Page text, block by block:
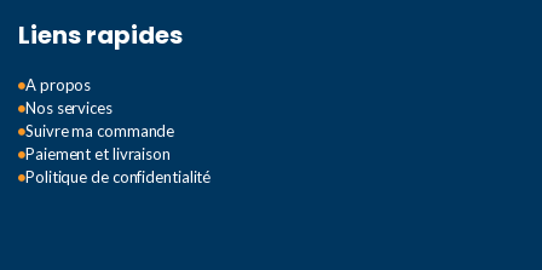
Liens rapides
A propos
Nos services
Suivre ma commande
Paiement et livraison
Politique de confidentialité